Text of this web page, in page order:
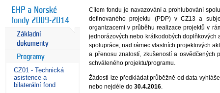
EHP a Norské
fondy 2009-2014
Základní
dokumenty
Programy
CZ01 - Technická
asistence a
bilaterální fond
Cílem fondu je navazování a prohlubování
definovaného projektu (PDP) v CZ13 a
organizacemi v průběhu realizace projektů v
jednorázových nebo krátkodobých
spolupráce, nad rámec vlastních projektových
a přenosu znalostí, zkušeností a osvědčených
schváleného projektu/programu.
Žádosti lze předkládat průběžně od data
nebo nejdéle do30.4.2016.